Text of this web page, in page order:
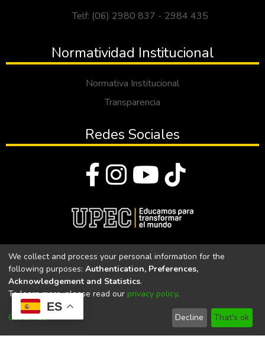
ES
Telf: (06) 2980 837 - 2984 435
Normatividad Institucional
Normativa Institucional
Transparencia
Redes Sociales
Universidad Politécnica Estatal del Carchi
Universidad Politécnica Estatal del Carchi | Acreditada por el
CACES Resolución N°. 160-SE-33-CACES-2020
We collect and process your personal information for the
following purposes: Authentication, Preferences,
Acknowledgement and Statistics.
To learn more, please read our privacy policy.
Customize Decline That's ok